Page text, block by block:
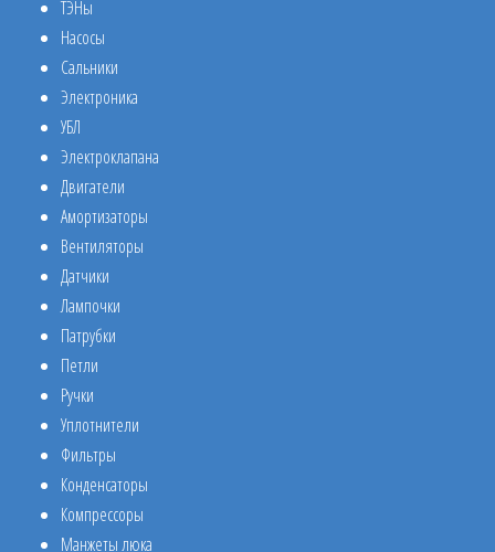
ТЭНы
Насосы
Сальники
Электроника
УБЛ
Электроклапана
Двигатели
Амортизаторы
Вентиляторы
Датчики
Лампочки
Патрубки
Петли
Ручки
Уплотнители
Фильтры
Конденсаторы
Компрессоры
Манжеты люка